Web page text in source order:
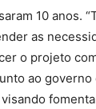
10 anos.
as
o projeto
ao governo